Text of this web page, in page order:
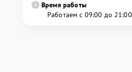
Время работы
Работаем с 09:00 до 21:00